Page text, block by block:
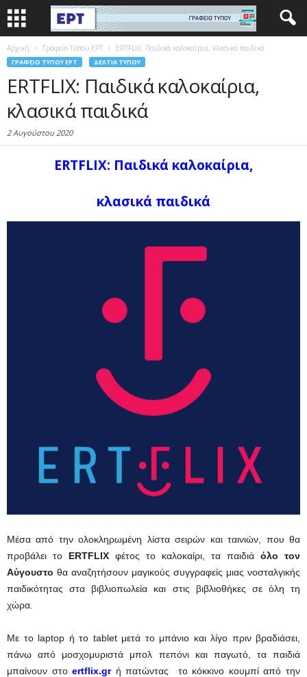
Αρχική Γραφείο Τύπου ΕΡΤ ERTFLIX: Παιδικά καλοκαίρια, κλασικά παιδικά
ΓΡΑΦΕΊΟ ΤΎΠΟΥ ΕΡΤ ΔΕΛΤΊΑ ΤΎΠΟΥ
ERTFLIX: Παιδικά καλοκαίρια,
κλασικά παιδικά
2 Αυγούστου 2020
ERTFLIX: Παιδικά καλοκαίρια,
κλασικά παιδικά
Μέσα από την ολοκληρωμένη λίστα σειρών και ταινιών, που θα
προβάλει το ERTFLIX φέτος το καλοκαίρι, τα παιδιά όλο τον
Αύγουστο θα αναζητήσουν μαγικούς συγγραφείς μιας νοσταλγικής
παιδικότητας στα βιβλιοπωλεία και στις βιβλιοθήκες σε όλη τη
χώρα.
Με το laptop ή το tablet μετά το μπάνιο και λίγο πριν βραδιάσει,
πάνω από μοσχομυριστά μπολ πεπόνι και παγωτό, τα παιδιά
μπαίνουν στοertflix.grή πατώντας το κόκκινο κουμπί από την